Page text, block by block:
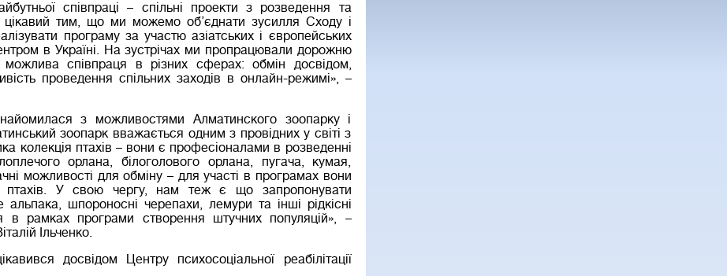
співпраці – спільні проекти з розведення та
цікавий тим, що ми можемо об’єднати зусилля Сходу і
програму за участю азіатських і європейських
в Україні. На зустрічах ми пропрацювали дорожню
співпраця в різних сферах: обмін досвідом,
проведення спільних заходів в онлайн-режимі», –
з можливостями Алматинского зоопарку і
зоопарк вважається одним з провідних у світі з
колекція птахів – вони є професіоналами в розведенні
орлана, білоголового орлана, пугача, кумая,
можливості для обміну – для участі в програмах вони
У свою чергу, нам теж є що запропонувати
шпороносні черепахи, лемури та інші рідкісні
рамках програми створення штучних популяцій», –
Ільченко.
досвідом Центру психосоціальної реабілітації